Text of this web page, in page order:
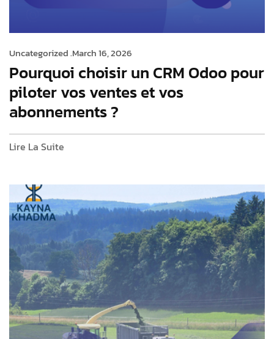
Uncategorized .March 16, 2026
Pourquoi choisir un CRM Odoo pour
piloter vos ventes et vos
abonnements ?
Lire La Suite